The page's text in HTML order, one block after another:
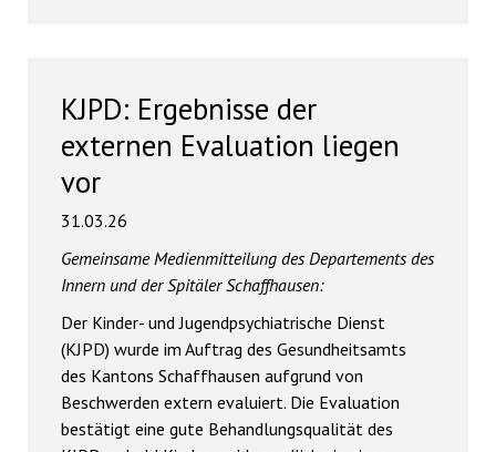
KJPD: Ergebnisse der
externen Evaluation liegen
vor
31.03.26
Gemeinsame Medienmitteilung des Departements des
Innern und der Spitäler Schaffhausen:
Der Kinder- und Jugendpsychiatrische Dienst
(KJPD) wurde im Auftrag des Gesundheitsamts
des Kantons Schaffhausen aufgrund von
Beschwerden extern evaluiert. Die Evaluation
bestätigt eine gute Behandlungsqualität des